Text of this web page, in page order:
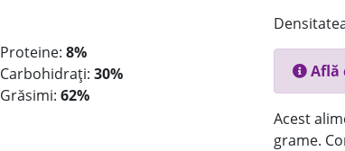
Proteine: 8%
Carbohidrați: 30%
Grăsimi: 62%
Află
Acest
grame.